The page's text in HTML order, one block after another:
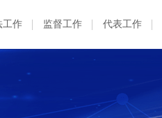
工作 监督工作 代表工作